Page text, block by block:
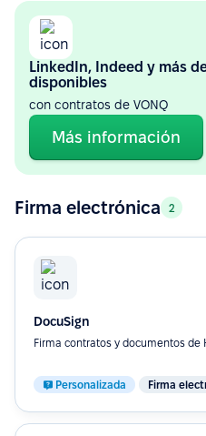
LinkedIn, Indeed y más
disponibles
con contratos de VONQ
Más información
Firma electrónica 2
DocuSign
Firma contratos y documentos de
Personalizada Firma